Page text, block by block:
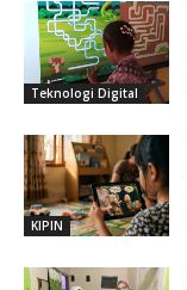
Teknologi Digital
KIPIN